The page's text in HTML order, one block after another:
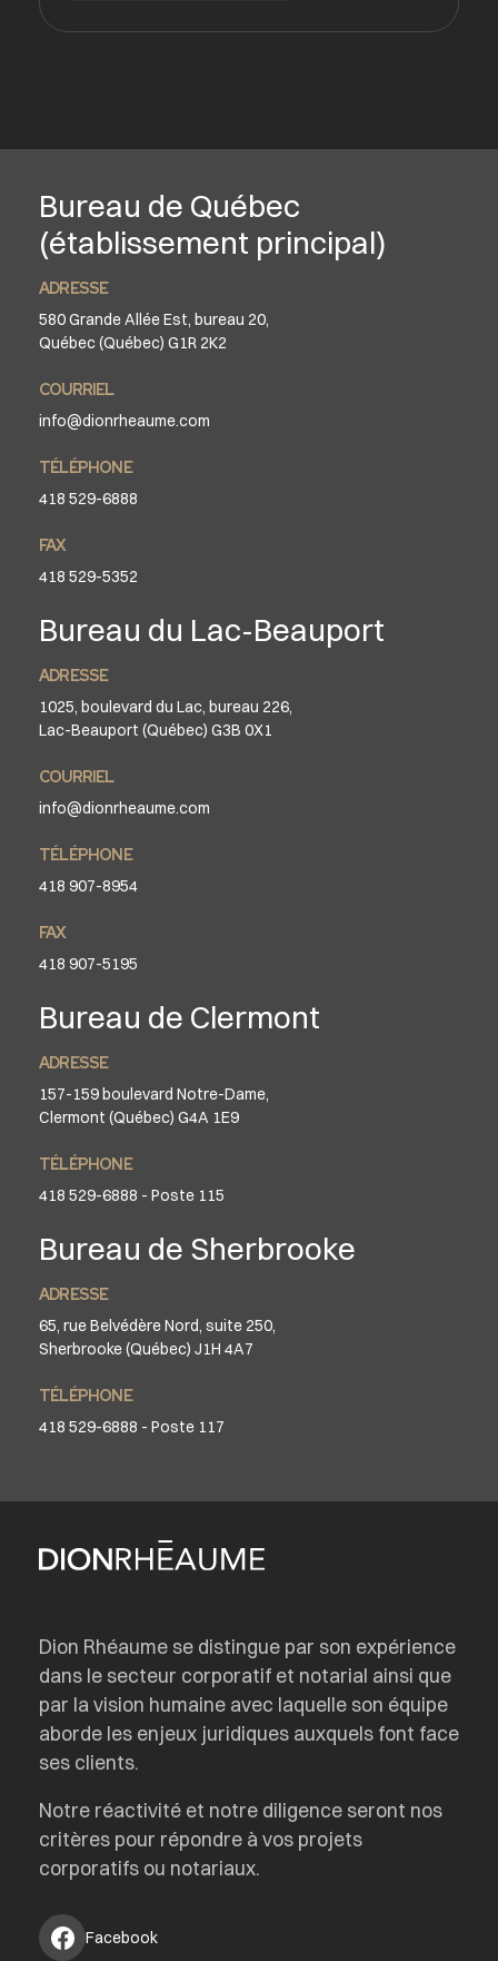
Bureau de Québec
(établissement principal)
ADRESSE
580 Grande Allée Est, bureau 20,
Québec (Québec) G1R 2K2
COURRIEL
info@dionrheaume.com
TÉLÉPHONE
418 529-6888
FAX
418 529-5352
Bureau du Lac-Beauport
ADRESSE
1025, boulevard du Lac, bureau 226,
Lac-Beauport (Québec) G3B 0X1
COURRIEL
info@dionrheaume.com
TÉLÉPHONE
418 907-8954
FAX
418 907-5195
Bureau de Clermont
ADRESSE
157-159 boulevard Notre-Dame,
Clermont (Québec) G4A 1E9
TÉLÉPHONE
418 529-6888 - Poste 115
Bureau de Sherbrooke
ADRESSE
65, rue Belvédère Nord, suite 250,
Sherbrooke (Québec) J1H 4A7
TÉLÉPHONE
418 529-6888 - Poste 117
Dion Rhéaume se distingue par son expérience
dans le secteur corporatif et notarial ainsi que
par la vision humaine avec laquelle son équipe
aborde les enjeux juridiques auxquels font face
ses clients.
Notre réactivité et notre diligence seront nos
critères pour répondre à vos projets
corporatifs ou notariaux.
Facebook